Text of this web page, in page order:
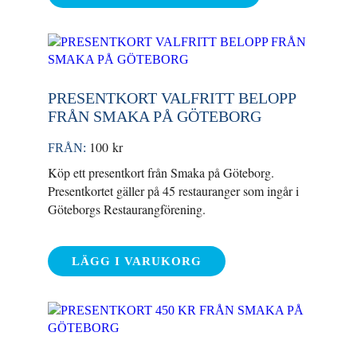
PRESENTKORT VALFRITT BELOPP
FRÅN SMAKA PÅ GÖTEBORG
FRÅN: 100 kr
Köp ett presentkort från Smaka på Göteborg.
Presentkortet gäller på 45 restauranger som ingår i
Göteborgs Restaurangförening.
LÄGG I VARUKORG